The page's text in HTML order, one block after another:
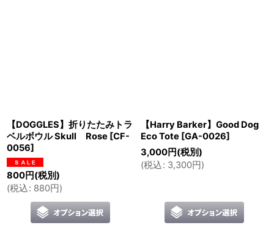
【DOGGLES】折りたたみトラ
ベルボウル Skull Rose [CF-
0056]
800円(税別)
(税込: 880円 )
【Harry Barker】Good Dog
Eco Tote [GA-0026]
3,000円(税別)
(税込: 3,300円 )